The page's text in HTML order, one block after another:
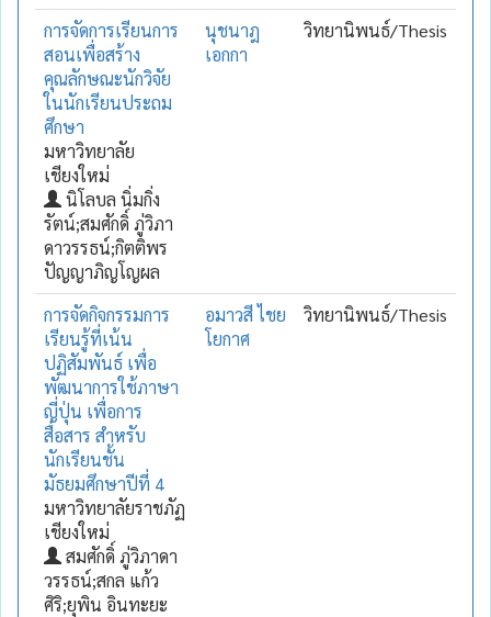
การจัดการเรียนการ
สอนเพื่อสร้าง
คุณลักษณะนักวิจัย
ในนักเรียนประถม
ศึกษา
มหาวิทยาลัย
เชียงใหม่
นิโลบล นิ่มกิ่ง
รัตน์;สมศักดิ์ ภู่วิภา
ดาวรรธน์;กิตติพร
ปัญญาภิญโญผล
นุชนาฎ
เอกกา
วิทยานิพนธ์/Thesis
การจัดกิจกรรมการ
เรียนรู้ที่เน้น
ปฏิสัมพันธ์ เพื่อ
พัฒนาการใช้ภาษา
ญี่ปุ่น เพื่อการ
สื่อสาร สำหรับ
นักเรียนชั้น
มัธยมศึกษาปีที่ 4
มหาวิทยาลัยราชภัฏ
เชียงใหม่
สมศักดิ์ ภู่วิภาดา
วรรธน์;สกล แก้ว
ศิริ;ยุพิน อินทะยะ
อมาวสี ไชย
โยกาศ
วิทยานิพนธ์/Thesis